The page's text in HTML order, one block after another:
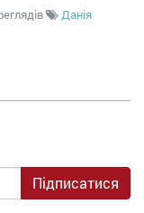
Данія
Підписатися